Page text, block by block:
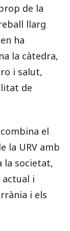
de la
llarg
ha
la càtedra,
i salut,
de
el
la URV amb
la societat,
i
i els